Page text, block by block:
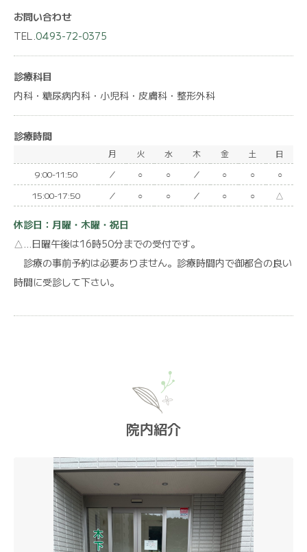
お問い合わせ
TEL.0493-72-0375
診療科目
内科・糖尿病内科・小児科・皮膚科・整形外科
診療時間
月 火 水 木 金 土
日
9:00-11:50
／ ○ ○ ／ ○ ○
○
15:00-17:50
／ ○ ○ ／ ○ ○ △
休診日：月曜・木曜・祝日
△…日曜午後は16時50分までの受付です。
診療の事前予約は必要ありません。診療時間内で御都合の良い
時間に受診して下さい。
院内紹介